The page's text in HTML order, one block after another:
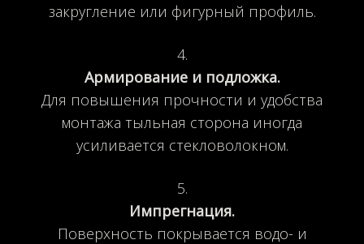
закругление или фигурный профиль.
Армирование и подложка.
Для повышения прочности и удобства
монтажа тыльная сторона иногда
усиливается стекловолокном.
Импрегнация.
Поверхность покрывается водо- и